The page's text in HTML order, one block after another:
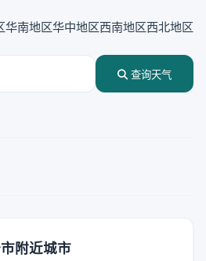
华南地区华中地区西南地区西北地区
查询天气
附近城市